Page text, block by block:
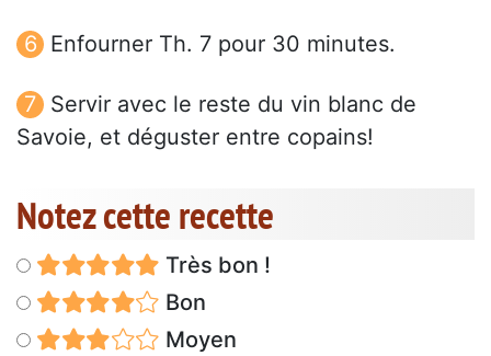
Enfourner Th. 7 pour 30 minutes.
Servir avec le reste du vin blanc de
Savoie, et déguster entre copains!
Notez cette recette
Très bon !
Bon
Moyen